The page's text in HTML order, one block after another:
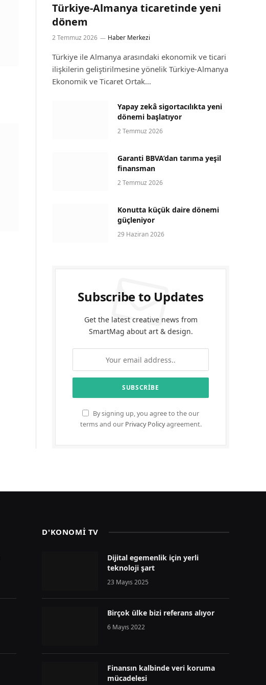
Türkiye-Almanya ticaretinde yeni
dönem
2 Temmuz 2026 Haber Merkezi
Türkiye ile Almanya arasındaki ekonomik ve ticari
ilişkilerin geliştirilmesine yönelik Türkiye-Almanya
Ekonomik ve Ticaret Ortak…
Yapay zekâ sigortacılıkta yeni
dönemi başlatıyor
2 Temmuz 2026
Garanti BBVA’dan tarıma yeşil
finansman
2 Temmuz 2026
Konutta küçük daire dönemi
güçleniyor
29 Haziran 2026
Subscribe to Updates
Get the latest creative news from
SmartMag about art & design.
By signing up, you agree to the our
terms and our Privacy Policyagreement.
D'KONOMİ TV
Dijital egemenlik için yerli
teknoloji şart
23 Mayıs 2025
Birçok ülke bizi referans alıyor
6 Mayıs 2022
Finansın kalbinde veri koruma
mücadelesi